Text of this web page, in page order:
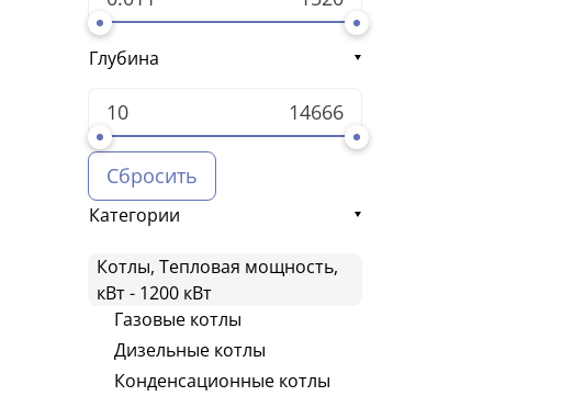
Глубина
Сбросить
Категории
Котлы, Тепловая мощность,
кВт - 1200 кВт
Газовые котлы
Дизельные котлы
Конденсационные котлы